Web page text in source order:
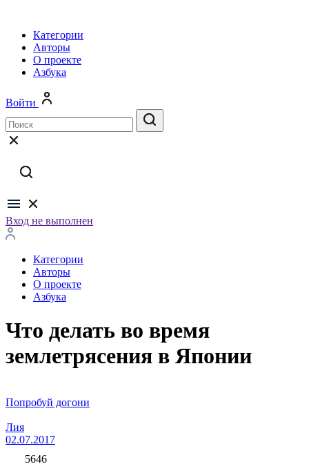
Категории
Авторы
О проекте
Азбука
Войти
Вход не выполнен
Категории
Авторы
О проекте
Азбука
Что делать во время
землетрясения в Японии
Попробуй догони
Лия
02.07.2017
5646